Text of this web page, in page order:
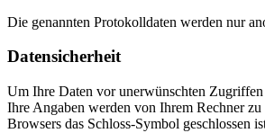
Die genannten Protokolldaten werden nur
Datensicherheit
Um Ihre Daten vor unerwünschten Zugriffen
Ihre Angaben werden von Ihrem Rechner zu
Browsers das Schloss-Symbol geschlossen